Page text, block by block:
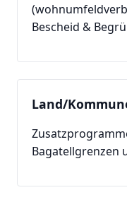
Bescheid &
Land/
Bagatellgrenzen